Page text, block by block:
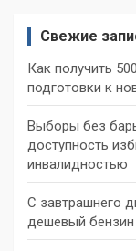
Свежие
Как получить
подготовки к
Выборы без
доступность
инвалидностью
С завтрашнего
дешевый бензин